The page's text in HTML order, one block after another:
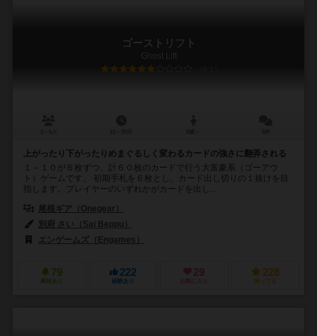
ゴーストリフト
Ghost Lift
6.1
上がったり下がったりめまぐるしく変わるカードの強さに翻弄される
１～１０が６枚ずつ、計６０枚のカードで行う大富豪系（ゴーアウ
ト）ゲームです。 初期手札を６枚とし、カード出し切りの１抜けを目
指します。プレイヤーのいずれかがカードを出し...
尾根ギア（Onegear）
別府 さい（Sai Beppu）
エンゲームズ（Engames）
79
興味あり
222
経験あり
29
お気に入り
228
持ってる